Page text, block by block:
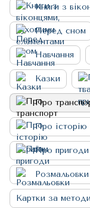
Книги з
Перед сном
Навчання
Казки
Про
Про історію
Про пригоди
Розмальовки
Картки за